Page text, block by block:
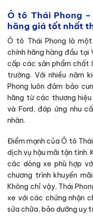
Ô tô Thái Phong
hãng giá tốt nhất
Ô tô Thái Phong là
chính hãng hàng đầu
cấp các sản phẩm chất
trường. Với nhiều năm
Phong luôn đảm bảo
hãng từ các thương hiệu
và Ford, đáp ứng nhu
nhân.
Điểm mạnh của Ô tô
dịch vụ hậu mãi tận tình.
các dòng xe phù hợp
chương trình khuyến
Không chỉ vậy, Thái
xe với các chứng nhận
sửa chữa, bảo dưỡng uy